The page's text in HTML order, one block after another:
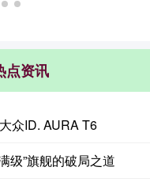
点资讯
众ID. AURA T6
级”旗舰的破局之道